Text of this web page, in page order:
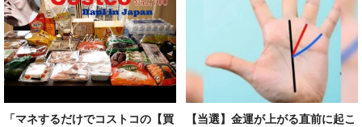
「マネするだけでコストコの【買
【当選】金運が上がる直前に起こ